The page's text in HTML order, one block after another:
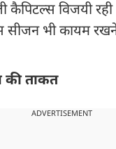
कैपिटल्स विजयी
सीजन भी कायम
की ताकत
ADVERTISEMENT